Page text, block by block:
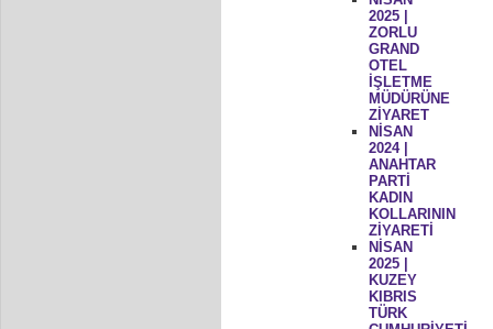
2025 |
ZORLU
GRAND
OTEL
İŞLETME
MÜDÜRÜNE
ZİYARET
NİSAN
2024 |
ANAHTAR
PARTİ
KADIN
KOLLARININ
ZİYARETİ
NİSAN
2025 |
KUZEY
KIBRIS
TÜRK